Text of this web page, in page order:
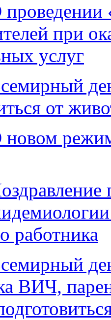
при
услуг
от
работника
ВИЧ,